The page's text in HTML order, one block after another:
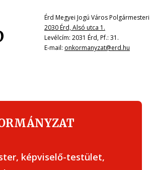
Érd Megyei Jogú Város
2030 Érd, Alsó utca 1.
Levélcím: 2031 Érd, Pf.: 31.
E-mail: onkormanyzat@erd.hu
képviselő-testület,